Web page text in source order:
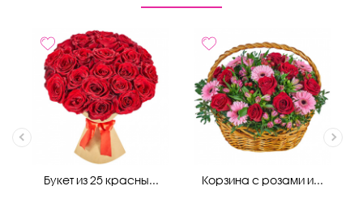
Букет из 25 красны... Корзина с розами и...